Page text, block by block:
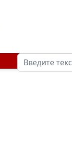
Поиск